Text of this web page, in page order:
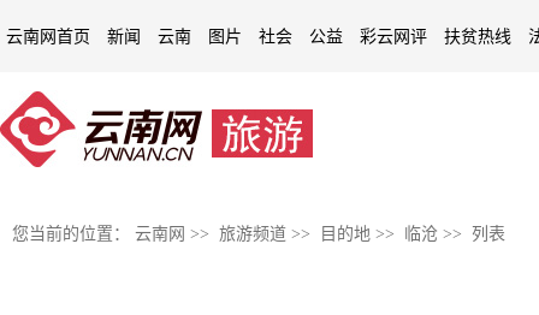
云南网首页 新闻 云南 图片 社会 公益 彩云网评 扶贫热线
您当前的位置： 云南网 >> 旅游频道 >> 目的地 >> 临沧 >> 列表